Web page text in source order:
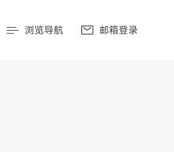
浏览导航 邮箱登录